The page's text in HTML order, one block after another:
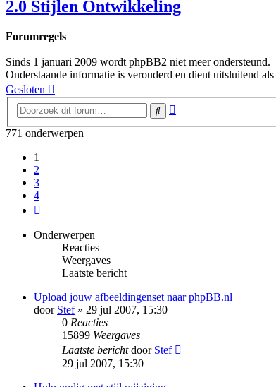
2.0 Stijlen Ontwikkeling
Forumregels
Sinds 1 januari 2009 wordt phpBB2 niet meer ondersteund.
Onderstaande informatie is verouderd en dient uitsluitend als
Gesloten
Zoek
771 onderwerpen
1
2
3
4
Onderwerpen
Reacties
Weergaves
Laatste bericht
Upload jouw afbeeldingenset naar phpBB.nl
door Stef» 29 jul 2007, 15:30
0 Reacties
15899 Weergaves
Laatste berichtdoor Stef
29 jul 2007, 15:30